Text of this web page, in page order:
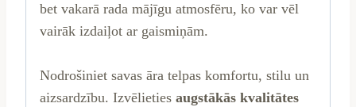
bet vakarā rada mājīgu atmosfēru, ko var vēl
vairāk izdaiļot ar gaismiņām.
Nodrošiniet savas āra telpas komfortu, stilu un
aizsardzību. Izvēlieties augstākās kvalitātes